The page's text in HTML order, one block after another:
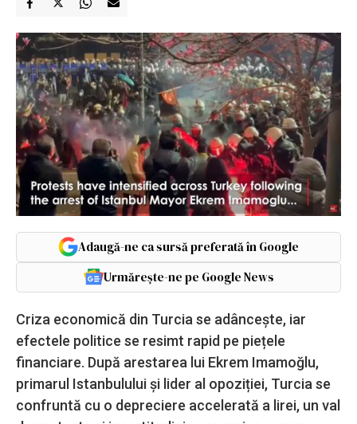
Adaugă-ne ca sursă preferată în Google
Urmărește-ne pe Google News
Criza economică din Turcia se adâncește, iar
efectele politice se resimt rapid pe piețele
financiare. După arestarea lui Ekrem Imamoğlu,
primarul Istanbulului și lider al opoziției, Turcia se
confruntă cu o depreciere accelerată a lirei, un val